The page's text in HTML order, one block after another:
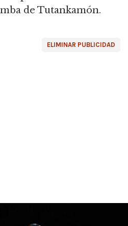
de Tutankamón.
ELIMINAR PUBLICIDAD